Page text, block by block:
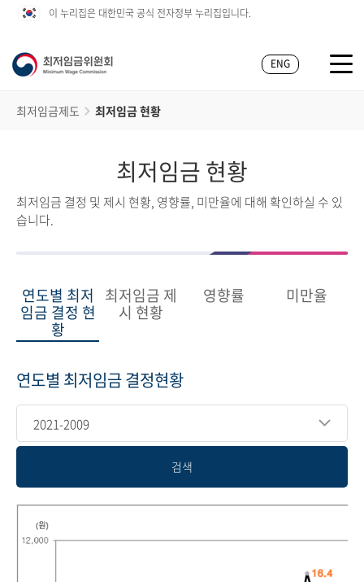
이 누리집은 대한민국 공식 전자정부 누리집입니다.
ENG
최저임금제도 최저임금 현황
최저임금 현황
최저임금 결정 및 제시 현황, 영향률, 미만율에 대해 확인하실 수 있
습니다.
연도별 최저
임금 결정 현
황
최저임금 제
시 현황
영향률 미만율
연도별 최저임금 결정현황
2021-2009
검색